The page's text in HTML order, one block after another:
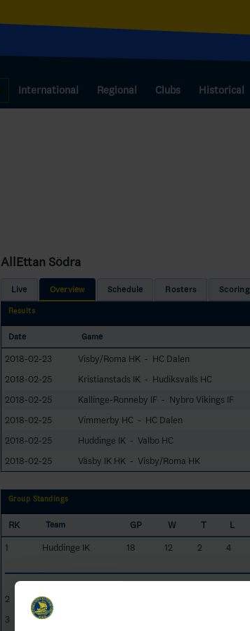
International Regional Clubs Historical
AllEttan Södra
Live Overview Schedule Rosters Scoring
Results
Date Game
2018-02-23 Visby/Roma HK - HC Dalen
2018-02-25
Kristianstads IK - Hudiksvalls HC
2018-02-25
Kallinge-Ronneby IF - Nybro Vikings IF
2018-02-25
Vimmerby HC - HC Dalen
2018-02-25
Huddinge IK - Valbo HC
2018-02-25
Väsby IK HK - Visby/Roma HK
Group Standings
RK Team GP W T L
1
Huddinge IK 18 12 2 4
2 Kristianstads IK
3
Vimmerby HC